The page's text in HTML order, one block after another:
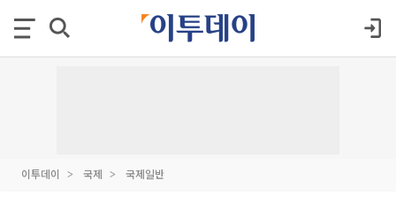
이투데이 국제 국제일반